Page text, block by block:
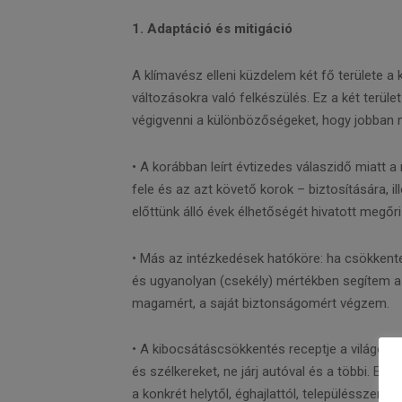
1. Adaptáció és mitigáció
A klímavész elleni küzdelem két fő területe
változásokra való felkészülés. Ez a két
végigvenni a különbözőségeket, hogy
• A korábban leírt évtizedes válaszidő miatt
fele és az azt követő korok – biztosítására,
előttünk álló évek élhetőségét hivatott
• Más az intézkedések hatóköre: ha
és ugyanolyan (csekély) mértékben segítem
magamért, a saját biztonságomért végzem.
• A kibocsátáscsökkentés receptje a világon
és szélkereket, ne járj autóval és a többi.
a konkrét helytől, éghajlattól,